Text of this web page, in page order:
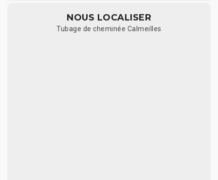
NOUS LOCALISER
Tubage de cheminée Calmeilles